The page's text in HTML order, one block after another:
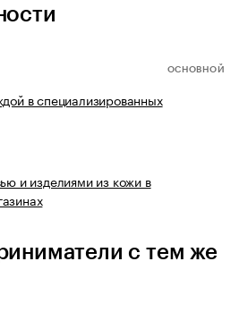
ОСНОВНОЙ
в специализированных
и изделиями из кожи в
с тем же